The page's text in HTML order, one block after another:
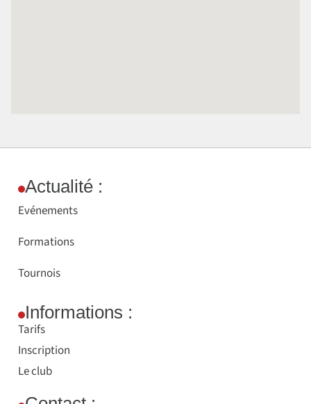
Actualité :
Evénements
Formations
Tournois
Informations :
Tarifs
Inscription
Le club